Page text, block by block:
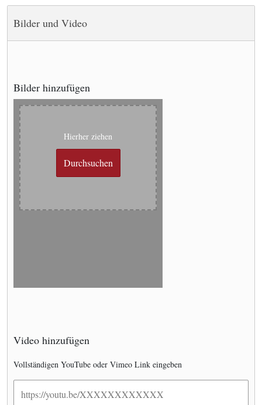
Bilder und Video
Bilder hinzufügen
Hierher ziehen
Durchsuchen
Video hinzufügen
Vollständigen YouTube oder Vimeo Link eingeben